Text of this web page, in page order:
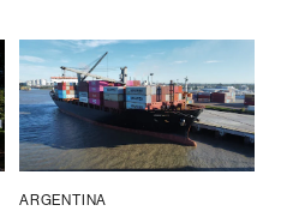
ARGENTINA